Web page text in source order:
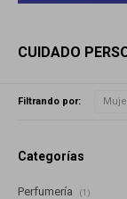
CUIDADO
Filtrando por:
Categorías
Perfumería (1)